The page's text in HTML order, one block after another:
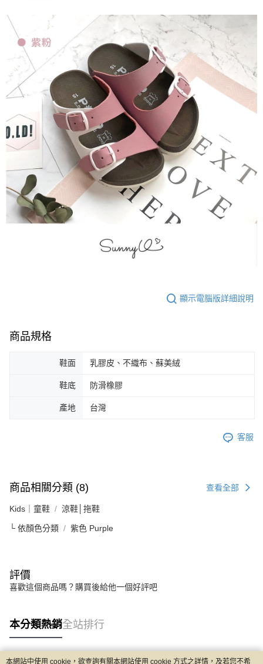
顯示電腦版詳細說明
商品規格
鞋面 乳膠皮、不織布、蘇美絨
鞋底 防滑橡膠
產地 台灣
客服
商品相關分類 (8) 查看全部
Kids｜童鞋 涼鞋│拖鞋
└ 依顏色分類 紫色 Purple
評價
喜歡這個商品嗎？購買後給他一個好評吧
本分類熱銷全站排行
本網站中使用 cookie，欲查詢有關本網站使用 cookie 方式之詳情，及若您不希